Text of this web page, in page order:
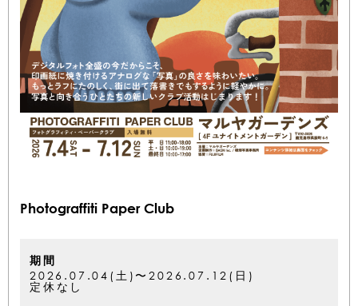
Photograffiti Paper Club
期間
2026.07.04(土)〜2026.07.12(日)
定休なし